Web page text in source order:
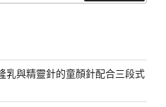
乳與精靈針的童顏針配合三段式